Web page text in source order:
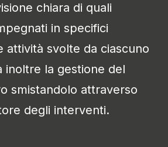
chiara di quali
in specifici
attività svolte da ciascuno
inoltre la gestione del
smistandolo attraverso
degli interventi.